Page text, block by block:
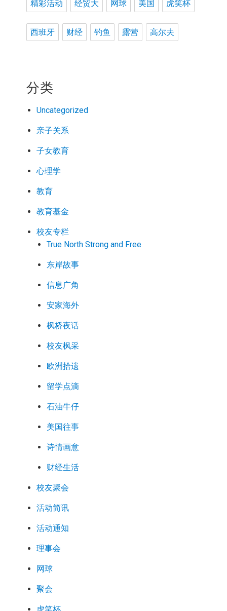
精彩活动 经贸大 网球 美国 虎笑杯
西班牙 财经 钓鱼 露营 高尔夫
分类
Uncategorized
亲子关系
子女教育
心理学
教育
教育基金
校友专栏
True North Strong and Free
东岸故事
信息广角
安家海外
枫桥夜话
校友枫采
欧洲拾遗
留学点滴
石油牛仔
美国往事
诗情画意
财经生活
校友聚会
活动简讯
活动通知
理事会
网球
聚会
虎笑杯